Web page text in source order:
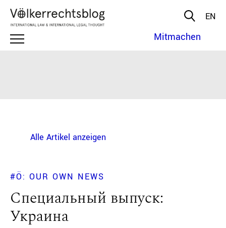
EN
Mitmachen
Alle Artikel anzeigen
#Ö: OUR OWN NEWS
Специальный выпуск:
Украина